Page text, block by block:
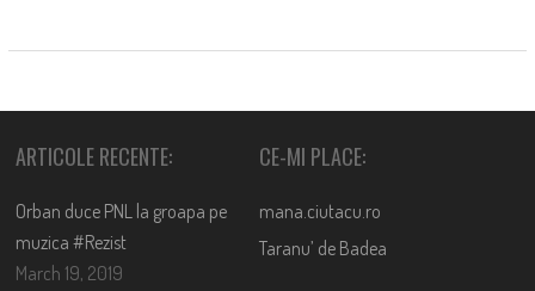
ARTICOLE RECENTE:
Orban duce PNL la groapa pe
muzica #Rezist
March 19, 2019
CE-MI PLACE:
mana.ciutacu.ro
Taranu’ de Badea